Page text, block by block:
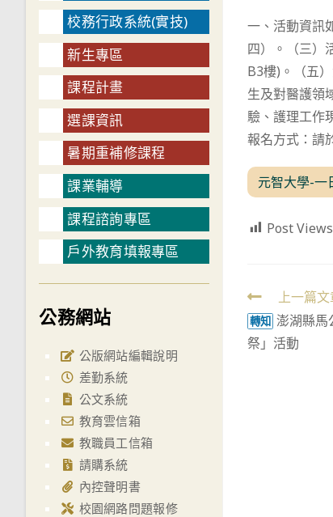
一、活動資訊
四）。（三）
B3樓)。（五
生及對醫護領
驗、護理工作
報名方式：請
元智大學-一
Post
Read
more
articles
上一篇
轉知 澎湖縣馬
祭」活動
校務行政系統(實技)
新生專區
課程計畫
選課資訊
暑期重補修課程
課業輔導
課程諮詢專區
戶外教育填報專區
公務網站
公版網站編輯說明
差勤系統
公文系統
教育雲信箱
教職員工信箱
請購系統
內控聲明書
校園網路問題報修